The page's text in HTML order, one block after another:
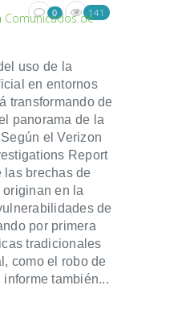
Comunicados de
0 141
uso de la
en entornos
transformando de
panorama de la
el Verizon
Report
las brechas de
en la
de
por primera
tradicionales
como el robo de
también...